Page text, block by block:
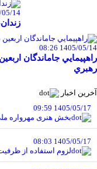
14 08:27
1405/05/14 08:26
راهپيمايي جاماندگان
رهبري
آخرین اخبار
1405/05/17 09:59
بخش هنری مهرواره
1405/05/17 08:03
لزوم استفاده از